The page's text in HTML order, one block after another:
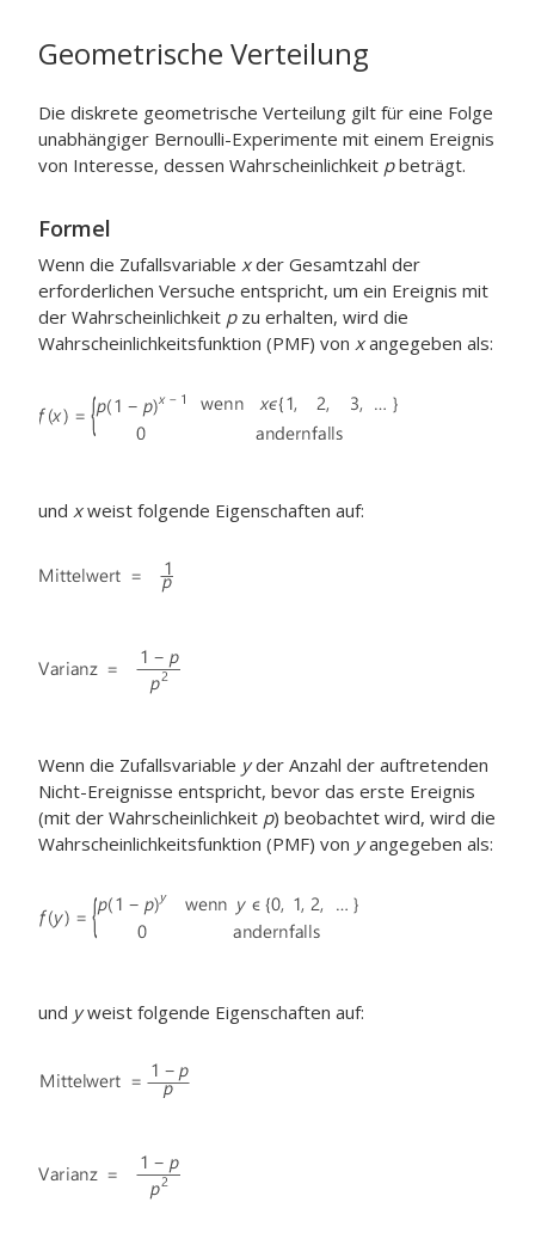
Geometrische Verteilung
Die diskrete geometrische Verteilung gilt für eine Folge
unabhängiger Bernoulli-Experimente mit einem Ereignis
von Interesse, dessen Wahrscheinlichkeit pbeträgt.
Formel
Wenn die Zufallsvariable xder Gesamtzahl der
erforderlichen Versuche entspricht, um ein Ereignis mit
der Wahrscheinlichkeit pzu erhalten, wird die
Wahrscheinlichkeitsfunktion (PMF) von xangegeben als:
und xweist folgende Eigenschaften auf:
Wenn die Zufallsvariable yder Anzahl der auftretenden
Nicht-Ereignisse entspricht, bevor das erste Ereignis
(mit der Wahrscheinlichkeit p) beobachtet wird, wird die
Wahrscheinlichkeitsfunktion (PMF) von yangegeben als:
und yweist folgende Eigenschaften auf: